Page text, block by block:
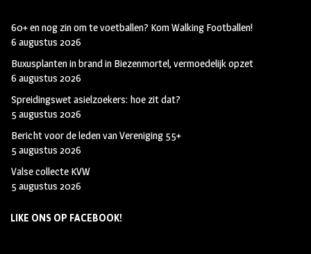
60+ en nog zin om te voetballen? Kom Walking Footballen!
6 augustus 2026
Buxusplanten in brand in Biezenmortel, vermoedelijk opzet
6 augustus 2026
Spreidingswet asielzoekers: hoe zit dat?
5 augustus 2026
Bericht voor de leden van Vereniging 55+
5 augustus 2026
Valse collecte KVW
5 augustus 2026
LIKE ONS OP FACEBOOK!